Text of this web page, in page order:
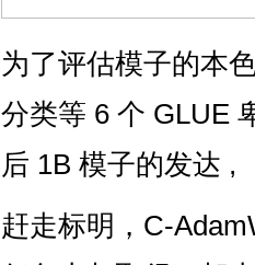
为了评估模子的本
分类等 6 个 GLUE
后 1B 模子的发达 ,
赶走标明，C-